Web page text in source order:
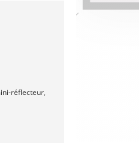
réflecteur,